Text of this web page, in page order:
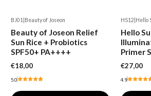
BJ01 Beauty of Joseon
Beauty of Joseon Relief
Sun Rice + Probiotics
SPF50+ PA++++
€18,00
5.0
HS12 Hello
Hello
Primer
€27,00
4.9